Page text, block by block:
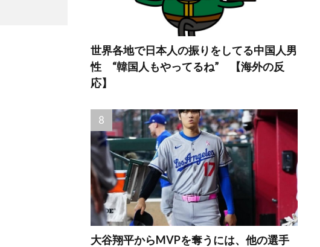
世界各地で日本人の振りをしてる中国人男
性 “韓国人もやってるね” 【海外の反
応】
大谷翔平からMVPを奪うには、他の選手